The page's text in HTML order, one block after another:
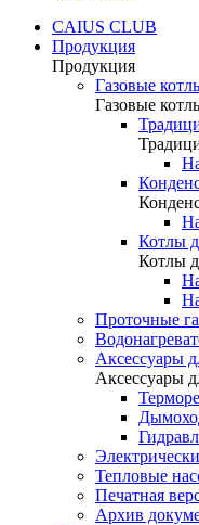
CAIUS CLUB
Продукция
Продукция
Газовые
Газовые
Котлы
Котлы
Проточные
Аксессуары
Аксессуары
Тепловые
Печатная
Архив